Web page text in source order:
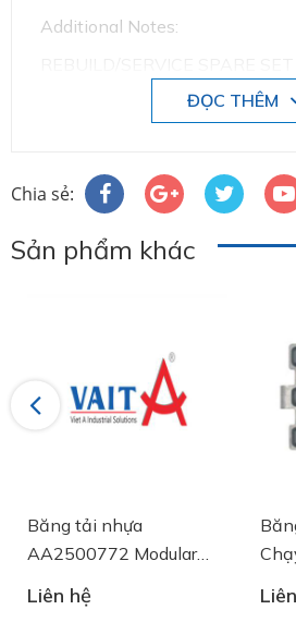
Additional Notes:
ĐỌC THÊM
Chia sẻ:
Sản phẩm khác
Previous
Băng tải nhựa
AA2500772 Modular
Belt System Plast
Liên hệ